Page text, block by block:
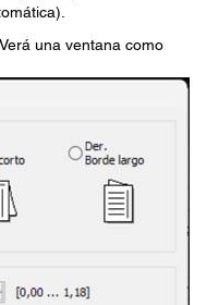
.Verá una ventana como